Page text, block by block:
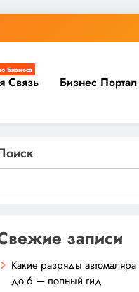
Бизнеса
Связь Бизнес Портал
записи
Какие разряды автомаляра
до 6 — полный гид